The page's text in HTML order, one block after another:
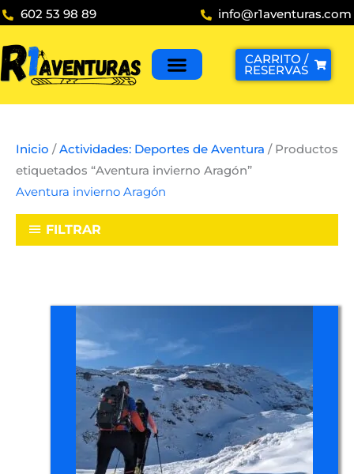
Ir
contenido
602 53 98 89 info@r1aventuras.com
CARRITO /
RESERVAS
Inicio /Actividades: Deportes de Aventura / Productos
etiquetados “Aventura invierno Aragón”
Aventura invierno Aragón
FILTRAR